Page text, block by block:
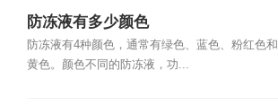
防冻液有多少颜色
防冻液有4种颜色，通常有绿色、蓝色、粉红色和
黄色。颜色不同的防冻液，功...